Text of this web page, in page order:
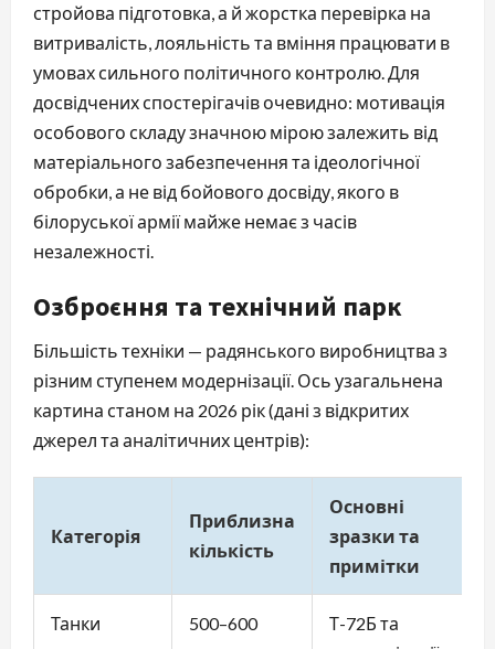
стройова підготовка, а й жорстка перевірка на
витривалість, лояльність та вміння працювати в
умовах сильного політичного контролю. Для
досвідчених спостерігачів очевидно: мотивація
особового складу значною мірою залежить від
матеріального забезпечення та ідеологічної
обробки, а не від бойового досвіду, якого в
білоруської армії майже немає з часів
незалежності.
Озброєння та технічний парк
Більшість техніки — радянського виробництва з
різним ступенем модернізації. Ось узагальнена
картина станом на 2026 рік (дані з відкритих
джерел та аналітичних центрів):
Категорія
Приблизна
кількість
Основні
зразки та
примітки
Танки 500–600
Т-72Б та